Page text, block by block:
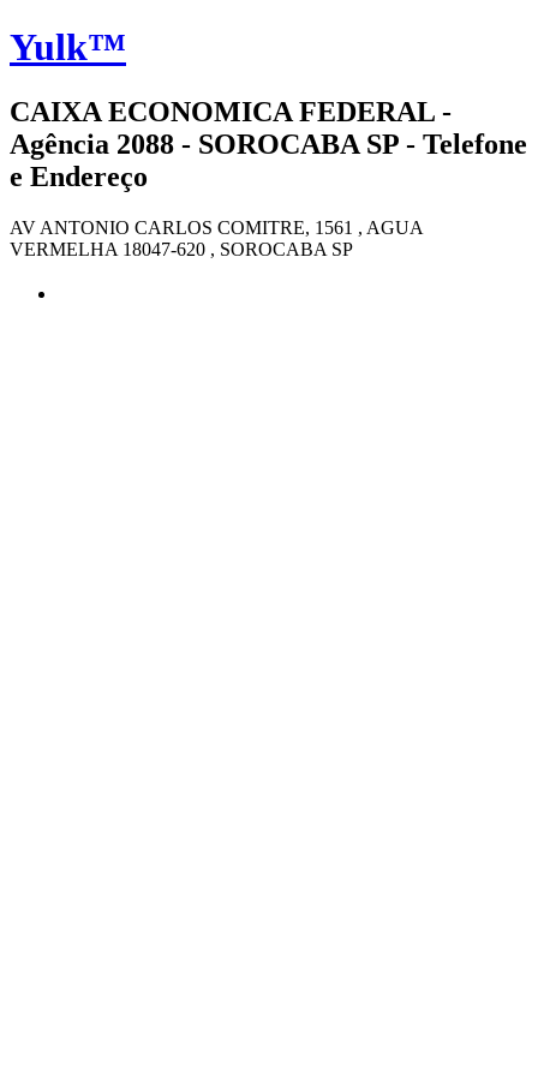
Yulk™
CAIXA ECONOMICA FEDERAL -
Agência 2088 - SOROCABA SP - Telefone
e Endereço
AV ANTONIO CARLOS COMITRE, 1561 , AGUA
VERMELHA 18047-620 , SOROCABA SP